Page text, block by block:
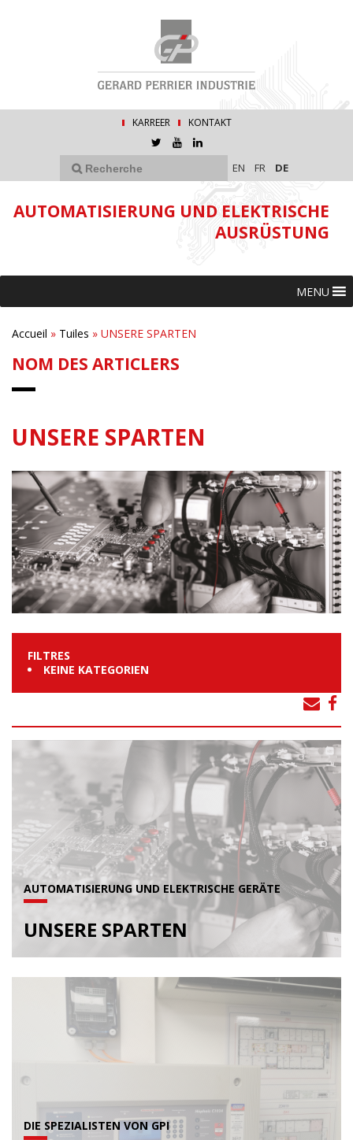
KARREER KONTAKT
EN FR DE
AUTOMATISIERUNG UND ELEKTRISCHE
AUSRÜSTUNG
MENU
Accueil » Tuiles » UNSERE SPARTEN
NOM DES ARTICLERS
UNSERE SPARTEN
FILTRES
KEINE KATEGORIEN
AUTOMATISIERUNG UND ELEKTRISCHE GERÄTE
UNSERE SPARTEN
DIE SPEZIALISTEN VON GPI